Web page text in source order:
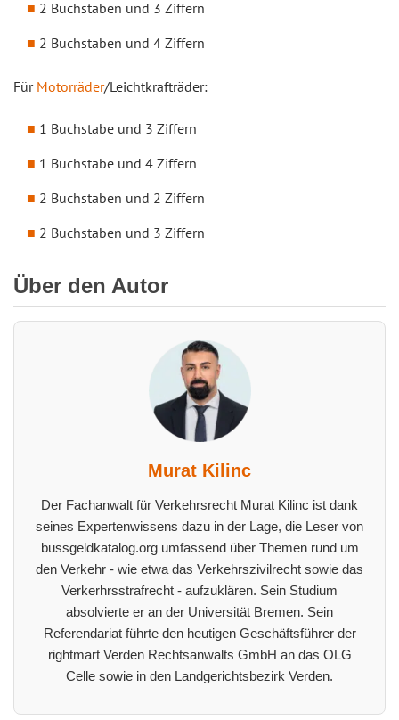
2 Buchstaben und 3 Ziffern
2 Buchstaben und 4 Ziffern
Für Motorräder/Leichtkrafträder:
1 Buchstabe und 3 Ziffern
1 Buchstabe und 4 Ziffern
2 Buchstaben und 2 Ziffern
2 Buchstaben und 3 Ziffern
Über den Autor
Murat Kilinc
Der Fachanwalt für Verkehrsrecht Murat Kilinc ist dank
seines Expertenwissens dazu in der Lage, die Leser von
bussgeldkatalog.org umfassend über Themen rund um
den Verkehr - wie etwa das Verkehrszivilrecht sowie das
Verkerhrsstrafrecht - aufzuklären. Sein Studium
absolvierte er an der Universität Bremen. Sein
Referendariat führte den heutigen Geschäftsführer der
rightmart Verden Rechtsanwalts GmbH an das OLG
Celle sowie in den Landgerichtsbezirk Verden.